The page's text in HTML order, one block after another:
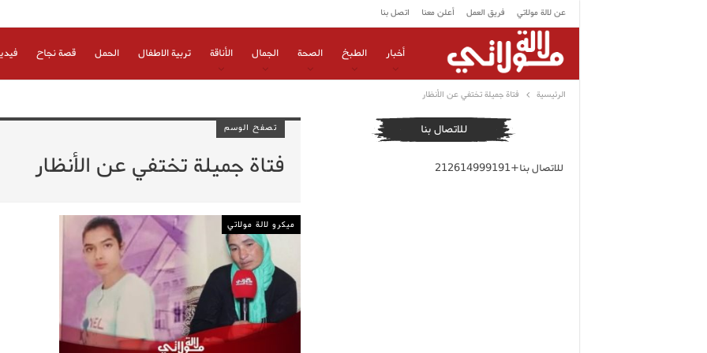
عن لالة مولاتي فريق العمل أعلن معنا اتصل بنا
أخبار الطبخ الصحة الجمال الأناقة تربية الاطفال الحمل قصة نجاح
الرئيسية فتاة جميلة تختفي عن الأنظار
تصفح الوسم
فتاة جميلة تختفي عن الأنظار
ميكرو لالة مولاتي
للاتصال بنا
للاتصال بنا+212614999191